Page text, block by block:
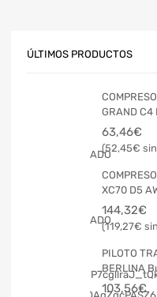
ÚLTIMOS PRODUCTOS
GRAND C4
63,46€
52,45€
XC70 D5
144,32€
119,27€
PILOTO
BERLINA
103,56€